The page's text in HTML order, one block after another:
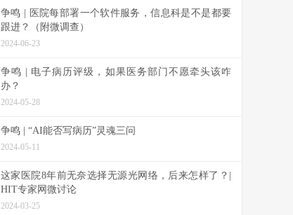
争鸣 | 医院每部署一个软件服务，信息科是不是都要
跟进？（附微调查）
2024-06-23
争鸣 | 电子病历评级，如果医务部门不愿牵头该咋
办？
2024-05-28
争鸣 | “AI能否写病历”灵魂三问
2024-05-11
这家医院8年前无奈选择无源光网络，后来怎样了？|
HIT专家网微讨论
2024-03-25